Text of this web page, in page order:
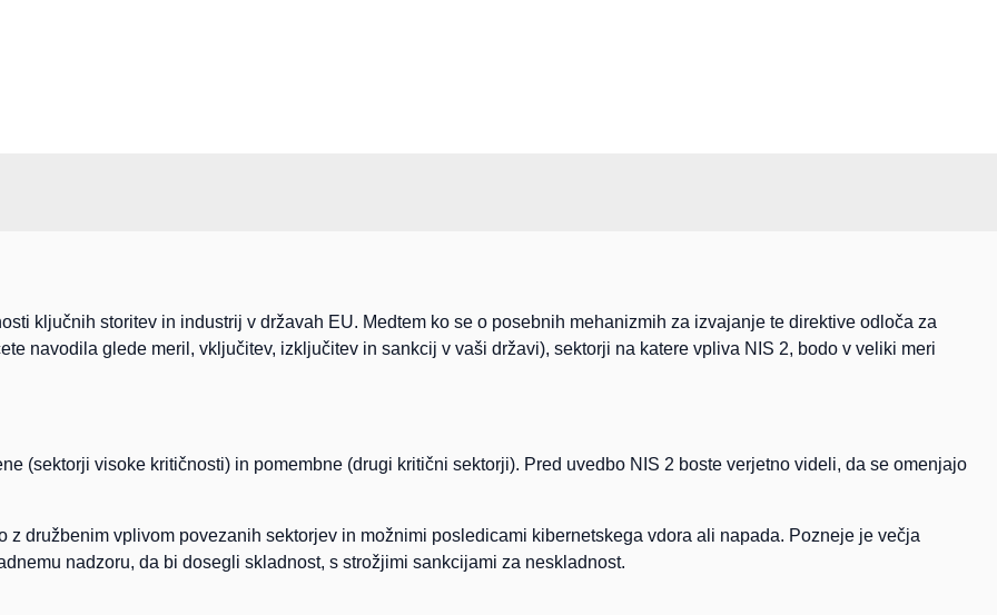
ključnih storitev in industrij v državah EU. Medtem ko se o posebnih mehanizmih za izvajanje te direktive odloča za
navodila glede meril, vključitev, izključitev in sankcij v vaši državi), sektorji na katere vpliva NIS 2, bodo v veliki meri
(sektorji visoke kritičnosti) in pomembne (drugi kritični sektorji). Pred uvedbo NIS 2 boste verjetno videli, da se omenjajo
družbenim vplivom povezanih sektorjev in možnimi posledicami kibernetskega vdora ali napada. Pozneje je večja
nadzoru, da bi dosegli skladnost, s strožjimi sankcijami za neskladnost.